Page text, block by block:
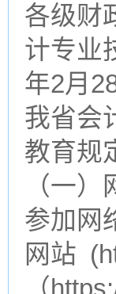
各级财
计专业
年2月
我省会
教育规
（一）
参加网
网站
（